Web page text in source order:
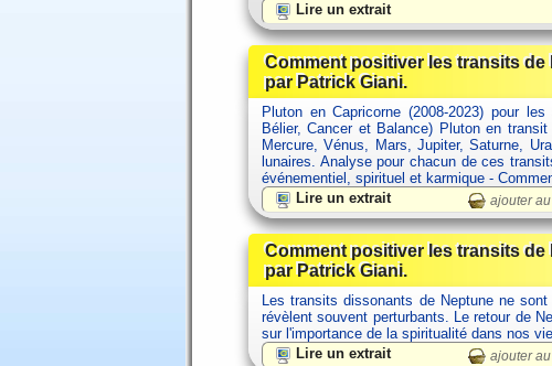
Lire un extrait
Comment positiver les transits de
par Patrick Giani.
Pluton en Capricorne (2008-2023) pour
Bélier, Cancer et Balance) Pluton en
Mercure, Vénus, Mars, Jupiter, Saturne,
lunaires. Analyse pour chacun de ces
événementiel, spirituel et karmique -
Lire un extrait
ajouter
Comment positiver les transits de
par Patrick Giani.
Les transits dissonants de Neptune ne
révèlent souvent perturbants. Le retour de
sur l'importance de la spiritualité dans nos
Lire un extrait
ajouter